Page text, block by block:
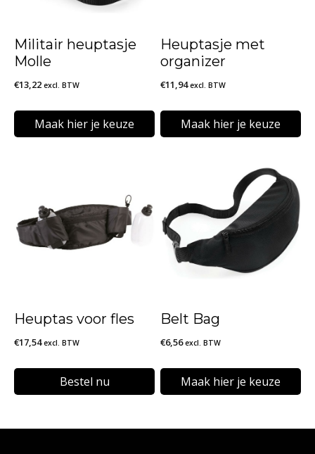
Militair heuptasje
Molle
€13,22 excl. BTW
Maak hier je keuze
meerdere
variaties.
gekozen
worden
op
de
Heuptasje met
organizer
€11,94 excl. BTW
Maak hier je keuze
meerdere
variaties.
Deze
gekozen
worden
op
de
Heuptas voor fles
€17,54 excl. BTW
Bestel nu
Belt Bag
€6,56 excl. BTW
Maak hier je keuze
product